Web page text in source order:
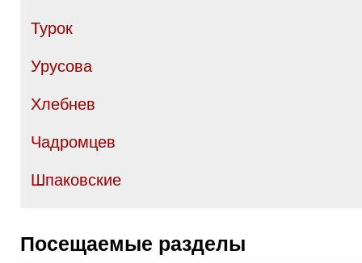
Турок
Урусова
Хлебнев
Чадромцев
Шпаковские
Посещаемые разделы